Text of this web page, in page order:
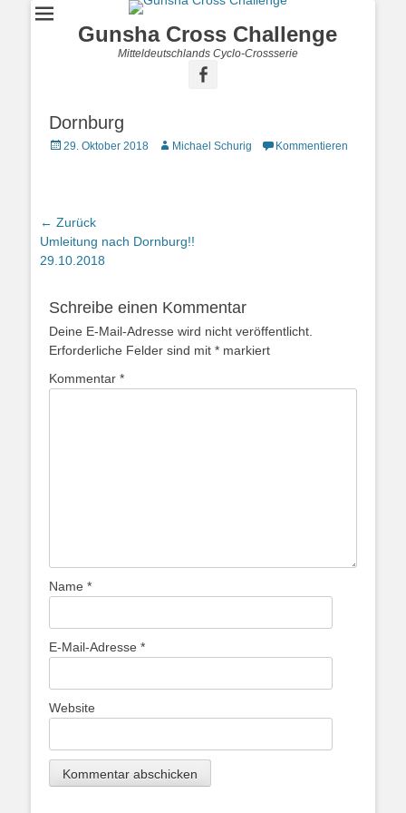
Gunsha Cross Challenge
Mitteldeutschlands Cyclo-Crossserie
Dornburg
29. Oktober 2018 Michael Schurig Kommentieren
← Zurück
Vorhergehender
Beitrag:
Umleitung nach Dornburg!!
29.10.2018
Schreibe einen Kommentar
Deine E-Mail-Adresse wird nicht veröffentlicht.
Erforderliche Felder sind mit * markiert
Kommentar *
Name *
E-Mail-Adresse *
Website